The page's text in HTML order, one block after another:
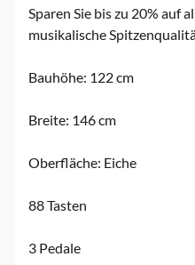
Sparen Sie bis zu 20% auf
musikalische
Bauhöhe: 122 cm
Breite: 146 cm
Oberfläche: Eiche
88 Tasten
3 Pedale